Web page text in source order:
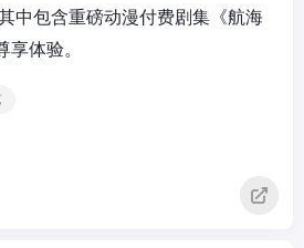
中包含重磅动漫付费剧集《航海
体验。